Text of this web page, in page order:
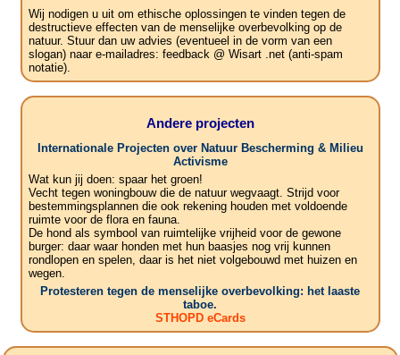
Wij nodigen u uit om ethische oplossingen te vinden tegen de
destructieve effecten van de menselijke overbevolking op de
natuur. Stuur dan uw advies (eventueel in de vorm van een
slogan) naar e-mailadres: feedback @ Wisart .net (anti-spam
notatie).
Andere projecten
Internationale Projecten over Natuur Bescherming & Milieu
Activisme
Wat kun jij doen: spaar het groen!
Vecht tegen woningbouw die de natuur wegvaagt. Strijd voor
bestemmingsplannen die ook rekening houden met voldoende
ruimte voor de flora en fauna.
De hond als symbool van ruimtelijke vrijheid voor de gewone
burger: daar waar honden met hun baasjes nog vrij kunnen
rondlopen en spelen, daar is het niet volgebouwd met huizen en
wegen.
Protesteren tegen de menselijke overbevolking: het laaste
taboe.
STHOPD eCards